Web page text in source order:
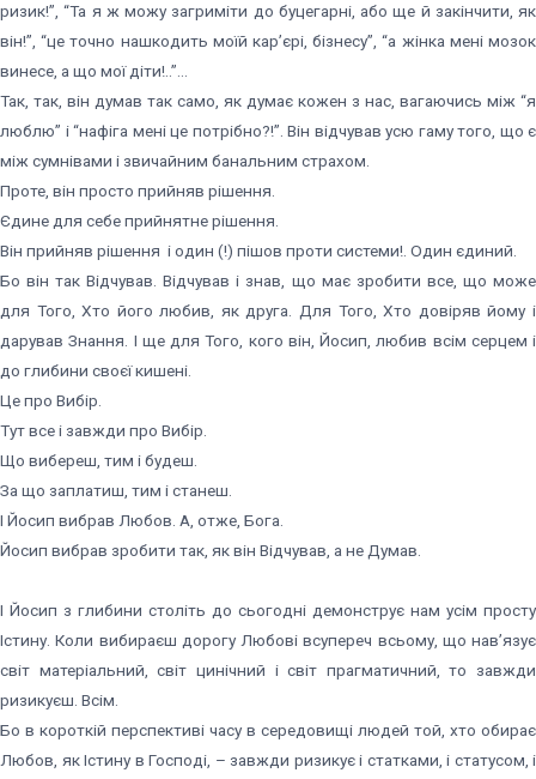
ризик!”, “Та я ж можу загриміти до буцегарні, або ще й закінчити, як
він!”, “це точно нашкодить моїй кар’єрі, бізнесу”, “а жінка мені мозок
винесе, а що мої діти!..”…
Так, так, він думав так само, як думає кожен з нас, вагаючись між “я
люблю” і “нафіга мені це потрібно?!”. Він відчував усю гаму того, що є
між сумнівами і звичайним банальним страхом.
Проте, він просто прийняв рішення.
Єдине для себе прийнятне рішення.
Він прийняв рішення і один (!) пішов проти системи!. Один єдиний.
Бо він так Відчував. Відчував і знав, що має зробити все, що може
для Того, Хто його любив, як друга. Для Того, Хто довіряв йому і
дарував Знання. І ще для Того, кого він, Йосип, любив всім серцем і
до глибини своєї кишені.
Це про Вибір.
Тут все і завжди про Вибір.
Що вибереш, тим і будеш.
За що заплатиш, тим і станеш.
І Йосип вибрав Любов. А, отже, Бога.
Йосип вибрав зробити так, як він Відчував, а не Думав.
І Йосип з глибини століть до сьогодні демонструє нам усім просту
Істину. Коли вибираєш дорогу Любові всупереч всьому, що нав’язує
світ матеріальний, світ цинічний і світ прагматичний, то завжди
ризикуєш. Всім.
Бо в короткій перспективі часу в середовищі людей той, хто обирає
Любов, як Істину в Господі, – завжди ризикує і статками, і статусом, і